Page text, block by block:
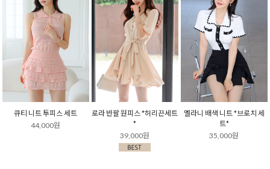
큐티 니트 투피스 세트
44,000원
로라 반팔 원피스 *허리끈세트
*
39,000원
멜라니 배색 니트 *브로치 세
트*
35,000원